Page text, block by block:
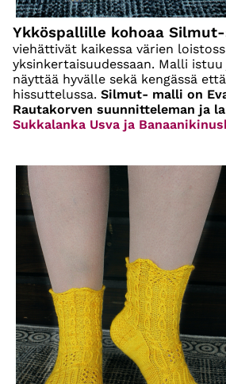
Ykköspallille kohoaa
viehättivät kaikessa värien
yksinkertaisuudessaan. Malli
näyttää hyvälle sekä kengässä
hissuttelussa. Silmut- malli on
Rautakorven suunnitteleman ja
Sukkalanka Usva ja